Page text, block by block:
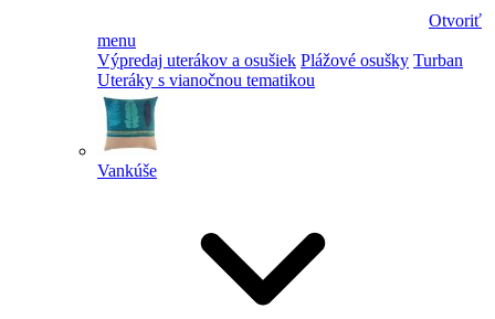
Otvoriť
menu
Výpredaj uterákov a osušiek Plážové osušky Turban
Uteráky s vianočnou tematikou
Vankúše